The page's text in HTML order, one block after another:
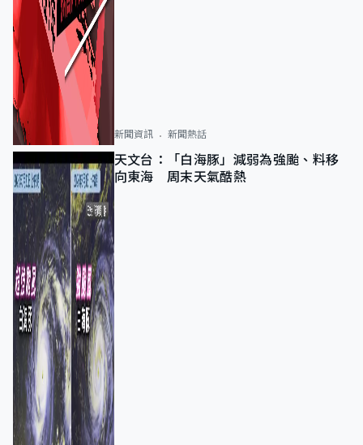
新聞資訊 新聞熱話
天文台：「白海豚」減弱為強颱、料移
向東海 周末天氣酷熱